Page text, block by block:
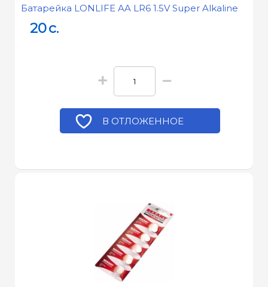
Батарейка LONLIFE AA LR6 1.5V Super Alkaline
20c.
+ −
В ОТЛОЖЕННОЕ